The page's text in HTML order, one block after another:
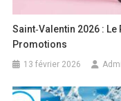
Saint‑Valentin 2026 :
Promotions
13 février 2026